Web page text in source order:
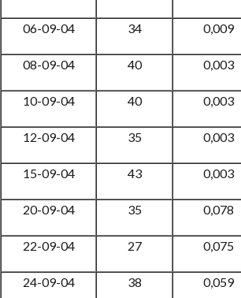
06-09-04 34 0,009
08-09-04 40 0,003
10-09-04 40 0,003
12-09-04 35 0,003
15-09-04 43 0,003
20-09-04 35 0,078
22-09-04 27 0,075
24-09-04 38 0,059